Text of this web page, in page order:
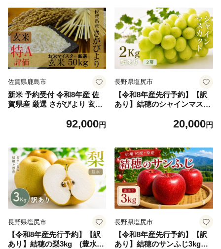
佐賀県鹿島市
新米 予約受付 令和8年産 佐
賀県産 厳選 さがびより 玄米
92,000円
長野県塩尻市
【令和8年産先行予約】【訳
あり】結穂のシャインマスカ
頃から発送》｜ 訳あり わけ
ャインマスカット マスカット
フルーツ 果物 長野 長野県 信
州 塩尻 塩尻市 桔梗ヶ原 産地
直送 冷蔵 先行予約 ふるさと
納税
20,000円
長野県塩尻市
【令和8年産先行予約】【訳
あり】結穂の梨3kg (豊水)
長野県塩尻市
【令和8年産先行予約】【訳
あり】結穂のサンふじ3kg《2